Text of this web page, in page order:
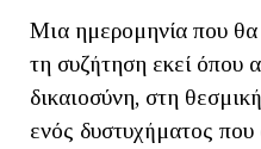
Μια ημερομηνία που
τη συζήτηση εκεί όπου
δικαιοσύνη, στη
ενός δυστυχήματος